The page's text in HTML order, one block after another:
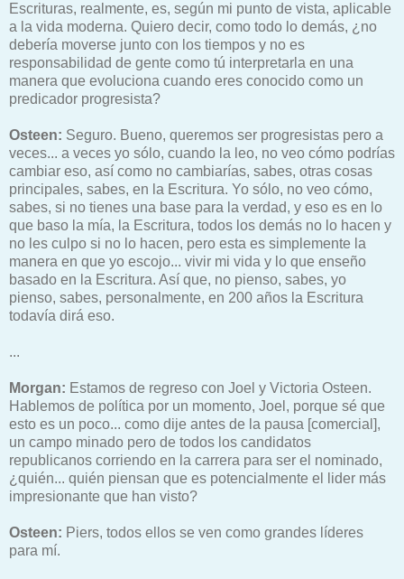
Escrituras, realmente, es, según mi punto de vista, aplicable
a la vida moderna. Quiero decir, como todo lo demás, ¿no
debería moverse junto con los tiempos y no es
responsabilidad de gente como tú interpretarla en una
manera que evoluciona cuando eres conocido como un
predicador progresista?
Osteen: Seguro. Bueno, queremos ser progresistas pero a
veces... a veces yo sólo, cuando la leo, no veo cómo podrías
cambiar eso, así como no cambiarías, sabes, otras cosas
principales, sabes, en la Escritura. Yo sólo, no veo cómo,
sabes, si no tienes una base para la verdad, y eso es en lo
que baso la mía, la Escritura, todos los demás no lo hacen y
no les culpo si no lo hacen, pero esta es simplemente la
manera en que yo escojo... vivir mi vida y lo que enseño
basado en la Escritura. Así que, no pienso, sabes, yo
pienso, sabes, personalmente, en 200 años la Escritura
todavía dirá eso.
...
Morgan: Estamos de regreso con Joel y Victoria Osteen.
Hablemos de política por un momento, Joel, porque sé que
esto es un poco... como dije antes de la pausa [comercial],
un campo minado pero de todos los candidatos
republicanos corriendo en la carrera para ser el nominado,
¿quién... quién piensan que es potencialmente el lider más
impresionante que han visto?
Osteen: Piers, todos ellos se ven como grandes líderes
para mí.